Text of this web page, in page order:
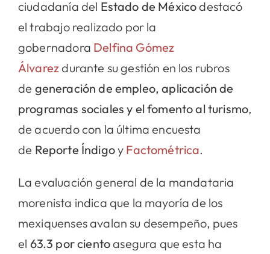
ciudadanía del Estado de Méxicodestacó
el trabajo realizado por la
gobernadora Delfina Gómez
Álvarezdurante su gestión en los rubros
de generación de empleo, aplicación de
programas sociales y el fomento al turismo,
de acuerdo con la última encuesta
de Reporte Índigoy Factométrica.
La evaluación general de la mandataria
morenista indica que la mayoría de los
mexiquenses avalan su desempeño, pues
el 63.3 por cientoasegura que esta ha